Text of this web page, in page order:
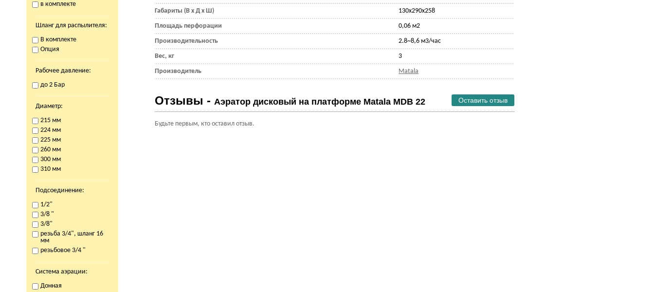
в комплекте
Шланг для распылителя:
В комплекте
Опция
Рабочее давление:
до 2 Бар
Диаметр:
215 мм
224 мм
225 мм
260 мм
300 мм
310 мм
Подсоединение:
1/2"
3/8 "
3/8"
резьба 3/4", шланг 16
мм
резьбовое 3/4 "
Система аэрации:
Донная
Габариты (В x Д x Ш) 130x290x258
Площадь перфорации 0,06 м2
Производительность 2.8~8,6 м3/час
Вес, кг 3
Производитель Matala
Отзывы - Аэратор дисковый на платформе Matala MDB 22 Оставить отзыв
Будьте первым, кто оставил отзыв.